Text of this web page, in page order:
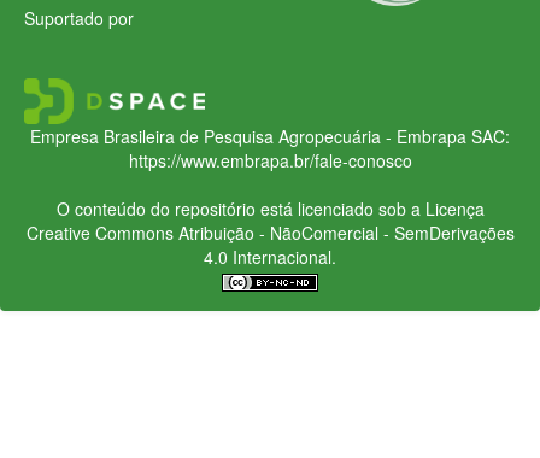
Suportado por
Empresa Brasileira de Pesquisa Agropecuária - Embrapa SAC:
https://www.embrapa.br/fale-conosco
O conteúdo do repositório está licenciado sob a Licença
Creative CommonsAtribuição - NãoComercial - SemDerivações
4.0 Internacional.